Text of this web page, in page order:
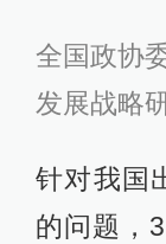
全国政协
发展战略
针对我国
的问题，